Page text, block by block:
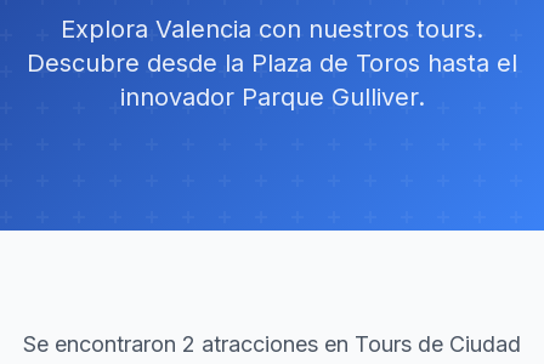
Explora Valencia con nuestros tours.
Descubre desde la Plaza de Toros hasta el
innovador Parque Gulliver.
Se encontraron 2 atracciones en Tours de Ciudad